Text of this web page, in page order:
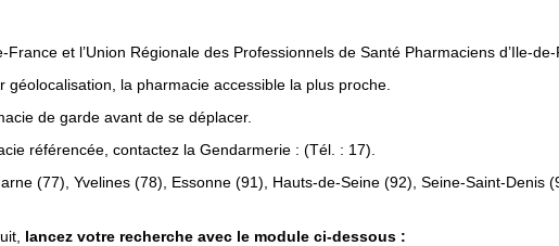
et l’Union Régionale des Professionnels de Santé Pharmaciens d’Ile-
la pharmacie accessible la plus proche.
de garde avant de se déplacer.
référencée, contactez la Gendarmerie : (Tél. : 17).
(77), Yvelines (78), Essonne (91), Hauts-de-Seine (92), Seine-Saint-Denis
lancez votre recherche avec le module ci-dessous :